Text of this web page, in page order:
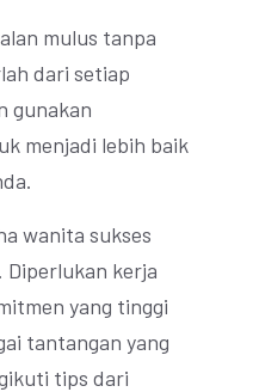
mulus tanpa
dari setiap
gunakan
menjadi lebih baik
wanita sukses
Diperlukan kerja
yang tinggi
tantangan yang
tips dari